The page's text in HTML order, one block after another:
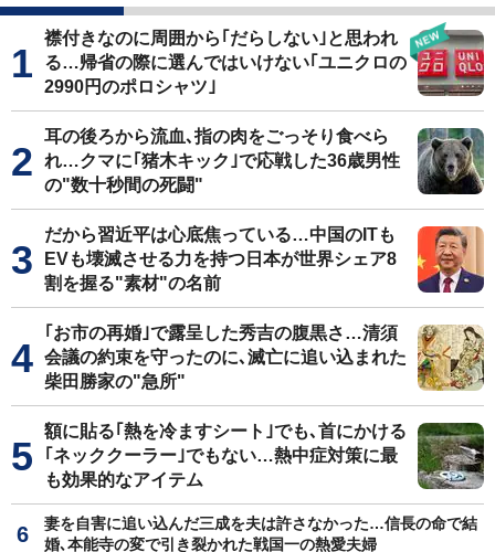
襟付きなのに周囲から｢だらしない｣と思われ
る…帰省の際に選んではいけない｢ユニクロの
2990円のポロシャツ｣
耳の後ろから流血､指の肉をごっそり食べら
れ…クマに｢猪木キック｣で応戦した36歳男性
の"数十秒間の死闘"
だから習近平は心底焦っている…中国のITも
EVも壊滅させる力を持つ日本が世界シェア8
割を握る"素材"の名前
｢お市の再婚｣で露呈した秀吉の腹黒さ…清須
会議の約束を守ったのに､滅亡に追い込まれた
柴田勝家の"急所"
額に貼る｢熱を冷ますシート｣でも､首にかける
｢ネッククーラー｣でもない…熱中症対策に最
も効果的なアイテム
妻を自害に追い込んだ三成を夫は許さなかった…信長の命で結
婚､本能寺の変で引き裂かれた戦国一の熱愛夫婦